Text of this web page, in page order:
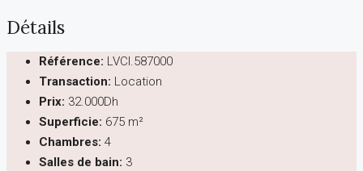
Détails
Référence: LVCI.587000
Transaction: Location
Prix: 32.000Dh
Superficie: 675 m²
Chambres: 4
Salles de bain: 3